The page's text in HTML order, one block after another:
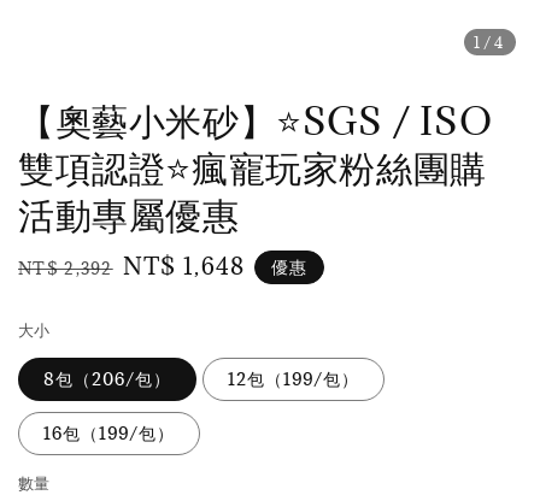
1 /4
【奧藝小米砂】⭐️SGS / ISO
雙項認證⭐️瘋寵玩家粉絲團購
活動專屬優惠
Regular
NT$ 2,392 Sale
NT$ 1,648 優惠
大小
8包（206/包） 12包（199/包）
16包（199/包）
數量